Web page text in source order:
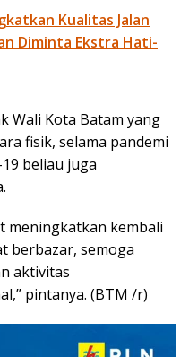
Kualitas Jalan
Diminta Ekstra Hati-
Wali Kota Batam yang
fisik, selama pandemi
beliau juga
meningkatkan kembali
berbazar, semoga
aktivitas
pintanya. (BTM /r)